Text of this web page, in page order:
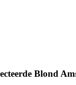
Blond